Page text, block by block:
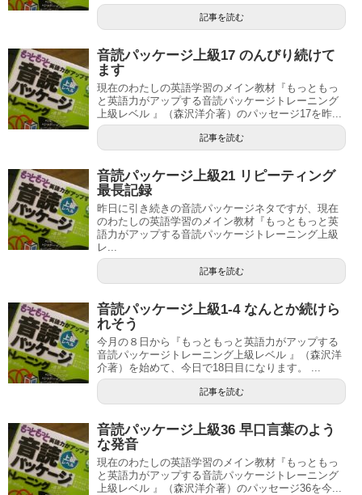
記事を読む
音読パッケージ上級17 のんびり続けて
ます
現在のわたしの英語学習のメイン教材『もっともっ
と英語力がアップする音読パッケージトレーニング
上級レベル 』（森沢洋介著）のパッセージ17を昨...
記事を読む
音読パッケージ上級21 リピーティング
最長記録
昨日に引き続きの音読パッケージネタですが、現在
のわたしの英語学習のメイン教材『もっともっと英
語力がアップする音読パッケージトレーニング上級
レ...
記事を読む
音読パッケージ上級1-4 なんとか続けら
れそう
今月の８日から『もっともっと英語力がアップする
音読パッケージトレーニング上級レベル 』（森沢洋
介著）を始めて、今日で18日目になります。 ...
記事を読む
音読パッケージ上級36 早口言葉のよう
な発音
現在のわたしの英語学習のメイン教材『もっともっ
と英語力がアップする音読パッケージトレーニング
上級レベル 』（森沢洋介著）のパッセージ36を今...